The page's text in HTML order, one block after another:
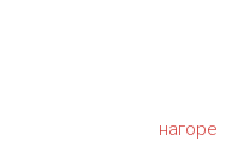
нагоре